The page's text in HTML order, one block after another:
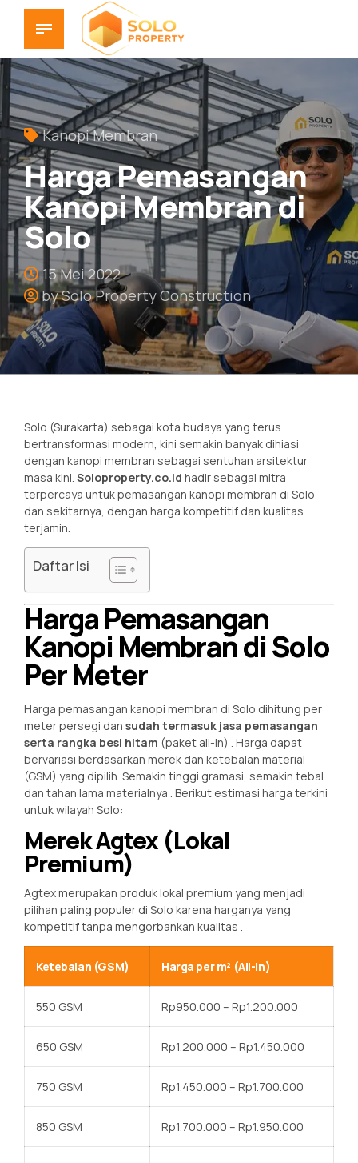
Kanopi Membran
Harga Pemasangan
Kanopi Membran di
Solo
15 Mei 2022
by Solo Property Construction
Solo (Surakarta) sebagai kota budaya yang terus
bertransformasi modern, kini semakin banyak dihiasi
dengan kanopi membran sebagai sentuhan arsitektur
masa kini. Soloproperty.co.id hadir sebagai mitra
terpercaya untuk pemasangan kanopi membran di Solo
dan sekitarnya, dengan harga kompetitif dan kualitas
terjamin.
Daftar Isi
Harga Pemasangan
Kanopi Membran di Solo
Per Meter
Harga pemasangan kanopi membran di Solo dihitung per
meter persegi dan sudah termasuk jasa pemasangan
serta rangka besi hitam (paket all-in) . Harga dapat
bervariasi berdasarkan merek dan ketebalan material
(GSM) yang dipilih. Semakin tinggi gramasi, semakin tebal
dan tahan lama materialnya . Berikut estimasi harga terkini
untuk wilayah Solo:
Merek Agtex (Lokal
Premium)
Agtex merupakan produk lokal premium yang menjadi
pilihan paling populer di Solo karena harganya yang
kompetitif tanpa mengorbankan kualitas .
Ketebalan (GSM) Harga per m² (All-in)
550 GSM Rp950.000 – Rp1.200.000
650 GSM Rp1.200.000 – Rp1.450.000
750 GSM Rp1.450.000 – Rp1.700.000
850 GSM Rp1.700.000 – Rp1.950.000